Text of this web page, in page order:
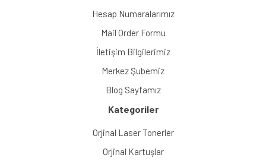
Hesap Numaralarımız
Mail Order Formu
İletişim Bilgilerimiz
Merkez Şubemiz
Blog Sayfamız
Kategoriler
Orjinal Laser Tonerler
Orjinal Kartuşlar